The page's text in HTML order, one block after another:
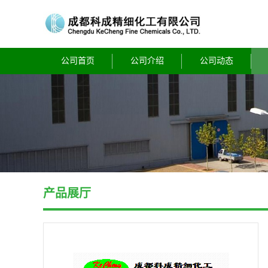
公司首页 公司介绍 公司动态
产品展厅